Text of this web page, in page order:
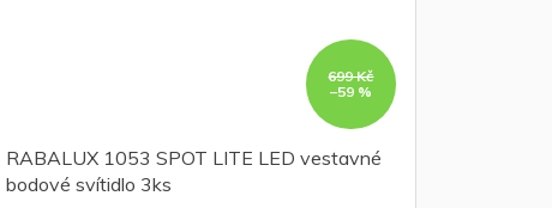
699 Kč
–59 %
RABALUX 1053 SPOT LITE LED vestavné
bodové svítidlo 3ks